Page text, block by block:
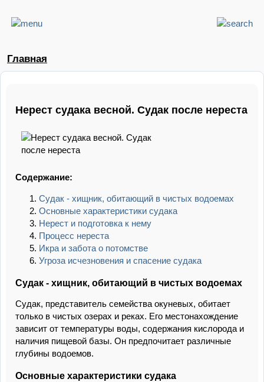
Главная
Нерест судака весной. Судак после нереста
Содержание:
Судак - хищник, обитающий в чистых водоемах
Основные характеристики судака
Нерест и подготовка к нему
Процесс нереста
Икра и забота о потомстве
Угроза исчезновения и спасение судака
Судак - хищник, обитающий в чистых водоемах
Судак, представитель семейства окуневых, обитает
только в чистых озерах и реках. Его местонахождение
зависит от температуры воды, содержания кислорода и
наличия пищевой базы. Он предпочитает различные
глубины водоемов.
Основные характеристики судака